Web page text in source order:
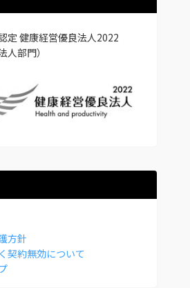
定 健康経営優良法人2022
人部門）
方針
契約無効について